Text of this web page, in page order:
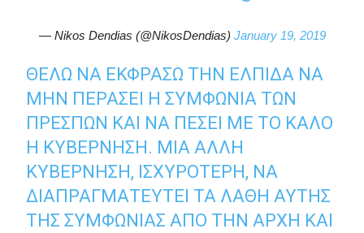
— Nikos Dendias (@NikosDendias) January 19, 2019
ΘΈΛΩ ΝΑ ΕΚΦΡΆΣΩ ΤΗΝ ΕΛΠΊΔΑ ΝΑ
ΜΗΝ ΠΕΡΆΣΕΙ Η ΣΥΜΦΩΝΊΑ ΤΩΝ
ΠΡΕΣΠΏΝ ΚΑΙ ΝΑ ΠΈΣΕΙ ΜΕ ΤΟ ΚΑΛΌ
Η ΚΥΒΈΡΝΗΣΗ. ΜΙΑ ΆΛΛΗ
ΚΥΒΈΡΝΗΣΗ, ΙΣΧΥΡΌΤΕΡΗ, ΝΑ
ΔΙΑΠΡΑΓΜΑΤΕΥΤΕΊ ΤΑ ΛΆΘΗ ΑΥΤΉΣ
ΤΗΣ ΣΥΜΦΩΝΊΑΣ ΑΠΌ ΤΗΝ ΑΡΧΉ ΚΑΙ